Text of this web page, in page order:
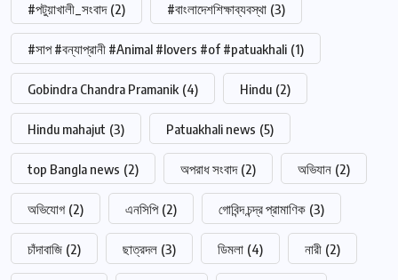
#পটুয়াখালী_সংবাদ (2) #বাংলাদেশশিক্ষাব্যবস্থা (3)
#সাপ #বন্যাপ্রানী #Animal #lovers #of #patuakhali (1)
Gobindra Chandra Pramanik (4) Hindu (2)
Hindu mahajut (3) Patuakhali news (5)
top Bangla news (2) অপরাধ সংবাদ (2) অভিযান (2)
অভিযোগ (2) এনসিপি (2) গোবিন্দ চন্দ্র প্রামাণিক (3)
চাঁদাবাজি (2) ছাত্রদল (3) ডিমলা (4) নারী (2)